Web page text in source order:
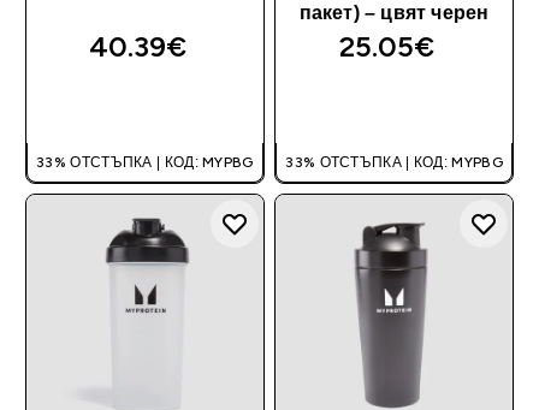
40.39€‎
33% ОТСТЪПКА | КОД: MYPBG
пакет) – цвят черен
25.05€‎
33% ОТСТЪПКА | КОД: MYPBG